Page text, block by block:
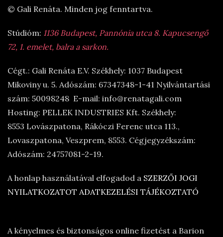
© Gali Renáta. Minden jog fenntartva.
Stúdióm: 1136 Budapest, Pannónia utca 8. Kapucsengő
72, 1. emelet, balra a sarkon.
Cégt.: Gali Renáta E.V. Székhely: 1037 Budapest
Mikoviny u. 5. Adószám: 67347348-1-41 Nyilvántartási
szám: 50098248 E-mail: info@renatagali.com
Hosting: PELLEK INDUSTRIES Kft. Székhely:
8553 Lovászpatona, Rákóczi Ferenc utca 113.,
Lovaszpatona, Veszprem, 8553. Cégjegyzékszám:
Adószám: 24757081-2-19.
A honlap használatával elfogadod a SZERZŐI JOGI
NYILATKOZATOT ADATKEZELÉSI TÁJÉKOZTATÓ
A kényelmes és biztonságos online fizetést a Barion